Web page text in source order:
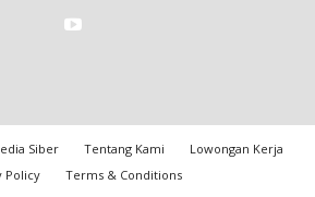
Siber Tentang Kami
Lowongan Kerja
Policy
Terms & Conditions